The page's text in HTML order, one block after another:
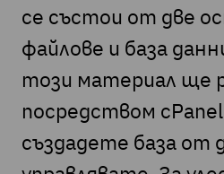
се състои от две
файлове и база
този материал ще
посредством
създадете база от